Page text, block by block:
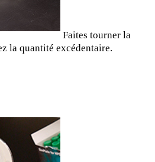
Faites tourner la
la quantité excédentaire.